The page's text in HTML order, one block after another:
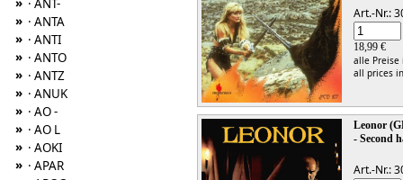
· ANT-
» · ANTA
» · ANTI
» · ANTO
» · ANTZ
» · ANUK
» · AO -
» · AO L
» · AOKI
» · APAR
Art.-Nr.:
18,99 €
alle
all prices
Leonor
- Second
Art.-Nr.: